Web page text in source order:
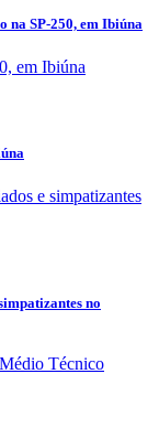
na SP-250, em Ibiúna
no